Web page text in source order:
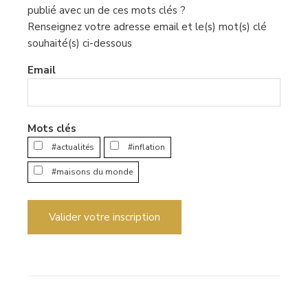
publié avec un de ces mots clés ?
Renseignez votre adresse email et le(s) mot(s) clé
souhaité(s) ci-dessous
Email
Mots clés
#actualités #inflation
#maisons du monde
Valider votre inscription